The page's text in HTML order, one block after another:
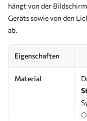
hängt von der
Geräts sowie von den
ab.
Eigenschaften
Material